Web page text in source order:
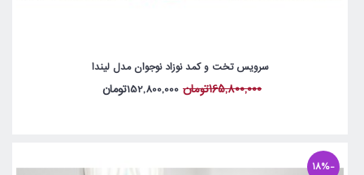
سرویس تخت و کمد نوزاد نوجوان مدل لیندا
165,800,000تومان 152,800,000تومان
-18%